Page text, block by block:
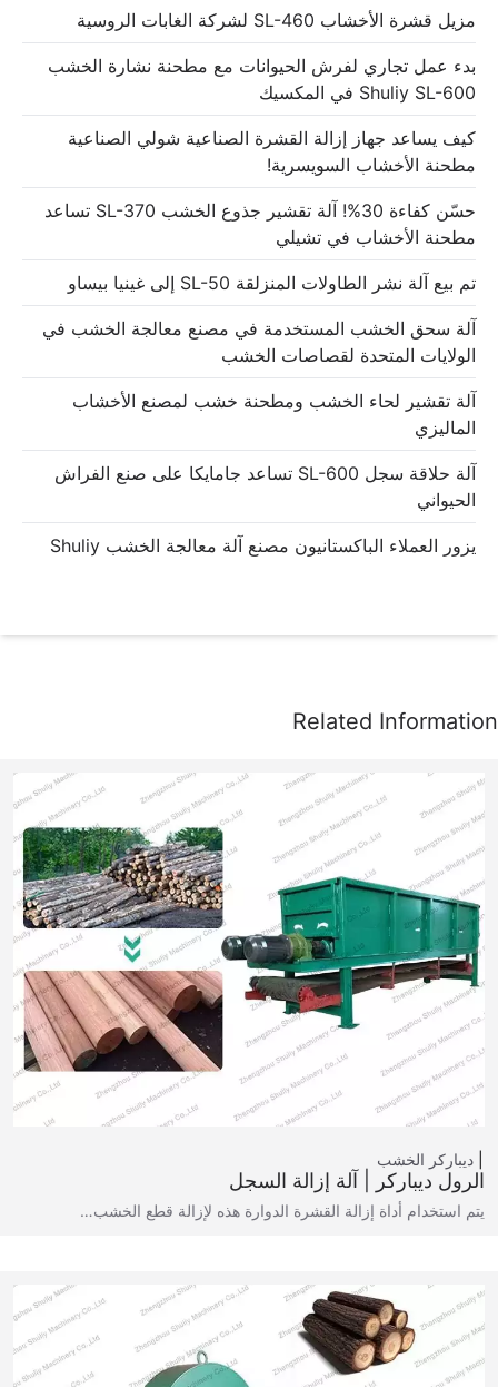
مزيل قشرة الأخشاب SL-460 لشركة الغابات الروسية
بدء عمل تجاري لفرش الحيوانات مع مطحنة نشارة الخشب
Shuliy SL-600 في المكسيك
كيف يساعد جهاز إزالة القشرة الصناعية شولي الصناعية
مطحنة الأخشاب السويسرية!
حسّن كفاءة 30%! آلة تقشير جذوع الخشب SL-370 تساعد
مطحنة الأخشاب في تشيلي
تم بيع آلة نشر الطاولات المنزلقة SL-50 إلى غينيا بيساو
آلة سحق الخشب المستخدمة في مصنع معالجة الخشب في
الولايات المتحدة لقصاصات الخشب
آلة تقشير لحاء الخشب ومطحنة خشب لمصنع الأخشاب
الماليزي
آلة حلاقة سجل SL-600 تساعد جامايكا على صنع الفراش
الحيواني
يزور العملاء الباكستانيون مصنع آلة معالجة الخشب Shuliy
ديباركر الخشب
الرول ديباركر | آلة إزالة السجل
يتم استخدام أداة إزالة القشرة الدوارة هذه لإزالة قطع الخشب…